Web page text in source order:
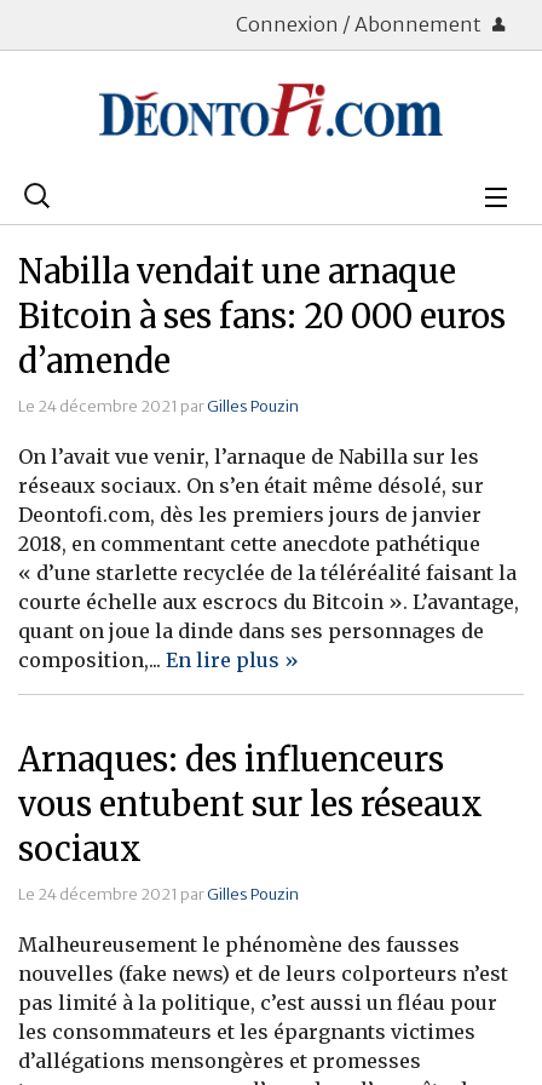
Connexion / Abonnement
Rechercher
Bourse
Placements
Assurance Vie
Patrimoine
Immobilier
Banque
Nabilla vendait une arnaque
Bitcoin à ses fans: 20 000 euros
d’amende
Le 24 décembre 2021 parGilles Pouzin
On l’avait vue venir, l’arnaque de Nabilla sur les
réseaux sociaux. On s’en était même désolé, sur
Deontofi.com, dès les premiers jours de janvier
2018, en commentant cette anecdote pathétique
« d’une starlette recyclée de la téléréalité faisant la
courte échelle aux escrocs du Bitcoin ». L’avantage,
quant on joue la dinde dans ses personnages de
composition,... En lire plus »
Arnaques: des influenceurs
vous entubent sur les réseaux
sociaux
Le 24 décembre 2021 parGilles Pouzin
Malheureusement le phénomène des fausses
nouvelles (fake news) et de leurs colporteurs n’est
pas limité à la politique, c’est aussi un fléau pour
les consommateurs et les épargnants victimes
d’allégations mensongères et promesses